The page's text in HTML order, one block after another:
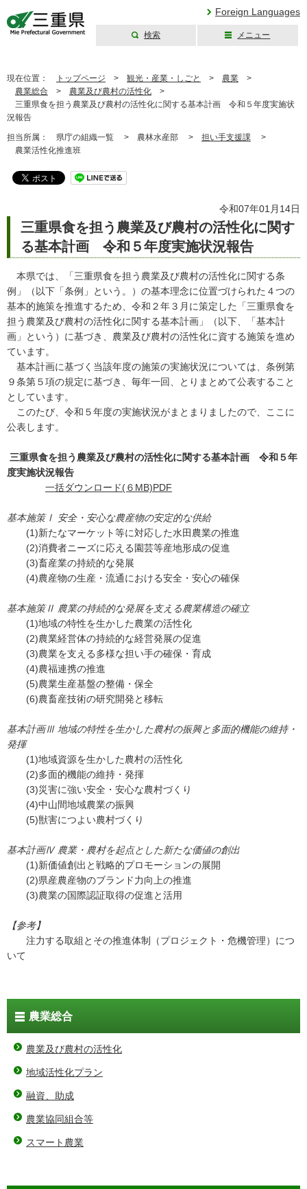
Foreign Languages
検索 メニュー
現在位置： トップページ > 観光・産業・しごと > 農業 >
農業総合 > 農業及び農村の活性化 >
三重県食を担う農業及び農村の活性化に関する基本計画 令和５年度実施状
況報告
担当所属： 県庁の組織一覧 > 農林水産部 > 担い手支援課 >
農業活性化推進班
令和07年01月14日
三重県食を担う農業及び農村の活性化に関す
る基本計画 令和５年度実施状況報告
本県では、「三重県食を担う農業及び農村の活性化に関する条
例」（以下「条例」という。）の基本理念に位置づけられた４つの
基本的施策を推進するため、令和２年３月に策定した「三重県食を
担う農業及び農村の活性化に関する基本計画」（以下、「基本計
画」という）に基づき、農業及び農村の活性化に資する施策を進め
ています。
基本計画に基づく当該年度の施策の実施状況については、条例第
９条第５項の規定に基づき、毎年一回、とりまとめて公表すること
としています。
このたび、令和５年度の実施状況がまとまりましたので、ここに
公表します。
三重県食を担う農業及び農村の活性化に関する基本計画 令和５年
度実施状況報告
一括ダウンロード(６MB)PDF
基本施策Ⅰ 安全・安心な農産物の安定的な供給
(1)新たなマーケット等に対応した水田農業の推進
(2)消費者ニーズに応える園芸等産地形成の促進
(3)畜産業の持続的な発展
(4)農産物の生産・流通における安全・安心の確保
基本施策Ⅱ 農業の持続的な発展を支える農業構造の確立
(1)地域の特性を生かした農業の活性化
(2)農業経営体の持続的な経営発展の促進
(3)農業を支える多様な担い手の確保・育成
(4)農福連携の推進
(5)農業生産基盤の整備・保全
(6)農畜産技術の研究開発と移転
基本計画Ⅲ 地域の特性を生かした農村の振興と多面的機能の維持・
発揮
(1)地域資源を生かした農村の活性化
(2)多面的機能の維持・発揮
(3)災害に強い安全・安心な農村づくり
(4)中山間地域農業の振興
(5)獣害につよい農村づくり
基本計画Ⅳ 農業・農村を起点とした新たな価値の創出
(1)新価値創出と戦略的プロモーションの展開
(2)県産農産物のブランド力向上の推進
(3)農業の国際認証取得の促進と活用
【参考】
注力する取組とその推進体制（プロジェクト・危機管理）につ
いて
農業総合
農業及び農村の活性化
地域活性化プラン
融資、助成
農業協同組合等
スマート農業